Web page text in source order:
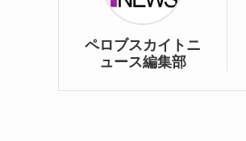
ペロブスカイトニ
ュース編集部